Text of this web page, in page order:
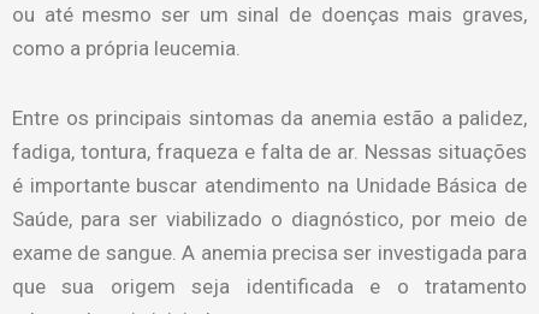
ou até mesmo ser um sinal de doenças mais graves,
como a própria leucemia.
Entre os principais sintomas da anemia estão a palidez,
fadiga, tontura, fraqueza e falta de ar. Nessas situações
é importante buscar atendimento na Unidade Básica de
Saúde, para ser viabilizado o diagnóstico, por meio de
exame de sangue. A anemia precisa ser investigada para
que sua origem seja identificada e o tratamento